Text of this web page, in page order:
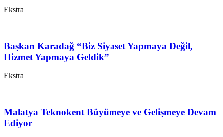
Ekstra
Başkan Karadağ “Biz Siyaset Yapmaya Değil,
Hizmet Yapmaya Geldik”
Ekstra
Malatya Teknokent Büyümeye ve Gelişmeye Devam
Ediyor